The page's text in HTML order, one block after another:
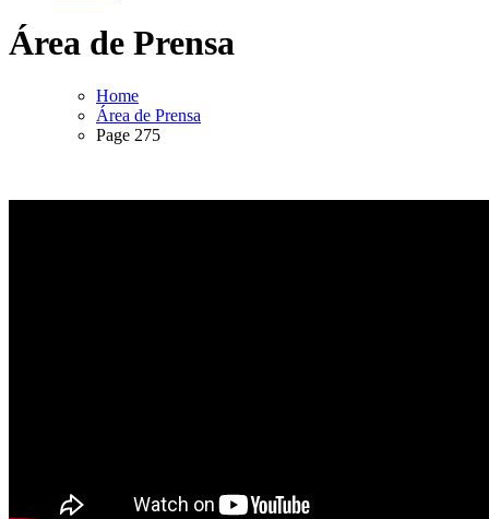
Área de Prensa
Home
Área de Prensa
Page 275